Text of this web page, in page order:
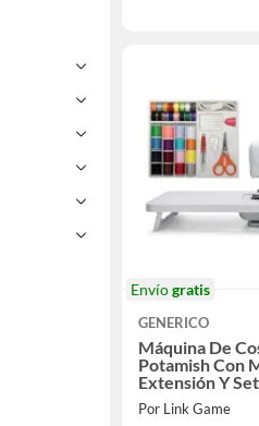
Envíogratis
GENERICO
Máquina De
Potamish Con
Extensión Y
Por Link Game